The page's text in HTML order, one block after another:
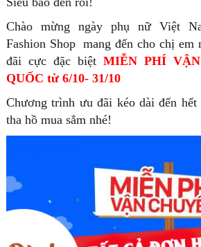
Chào mừng ngày phụ nữ Việt
Fashion Shop mang đến cho chị em
đãi cực đặc biệt MIỄN PHÍ
QUỐC từ 6/10- 31/10
Chương trình ưu đãi kéo dài đến hết
tha hồ mua sắm nhé!